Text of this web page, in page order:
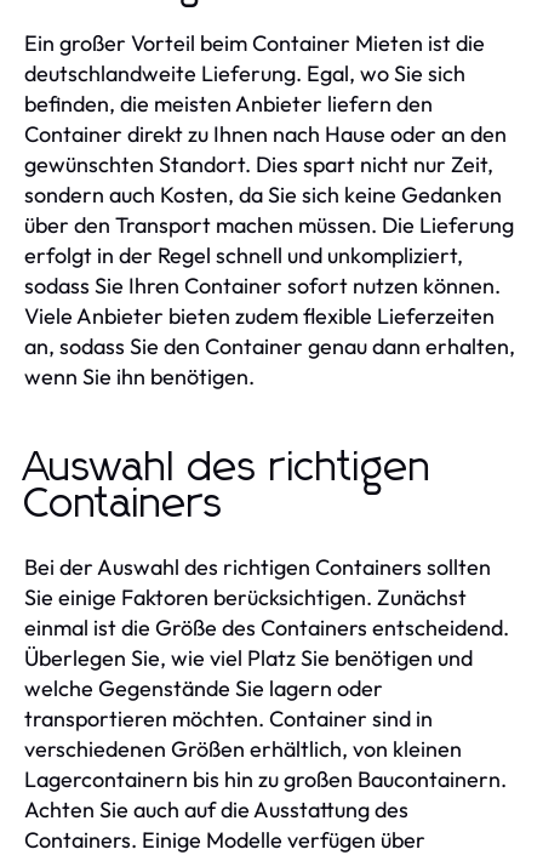
Ein großer Vorteil beim Container Mieten ist die
deutschlandweite Lieferung. Egal, wo Sie sich
befinden, die meisten Anbieter liefern den
Container direkt zu Ihnen nach Hause oder an den
gewünschten Standort. Dies spart nicht nur Zeit,
sondern auch Kosten, da Sie sich keine Gedanken
über den Transport machen müssen. Die Lieferung
erfolgt in der Regel schnell und unkompliziert,
sodass Sie Ihren Container sofort nutzen können.
Viele Anbieter bieten zudem flexible Lieferzeiten
an, sodass Sie den Container genau dann erhalten,
wenn Sie ihn benötigen.
Auswahl des richtigen
Containers
Bei der Auswahl des richtigen Containers sollten
Sie einige Faktoren berücksichtigen. Zunächst
einmal ist die Größe des Containers entscheidend.
Überlegen Sie, wie viel Platz Sie benötigen und
welche Gegenstände Sie lagern oder
transportieren möchten. Container sind in
verschiedenen Größen erhältlich, von kleinen
Lagercontainern bis hin zu großen Baucontainern.
Achten Sie auch auf die Ausstattung des
Containers. Einige Modelle verfügen über